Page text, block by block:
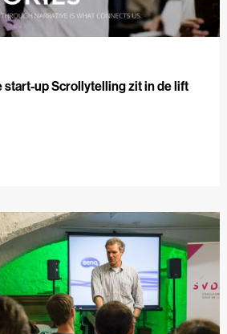
start-up Scrollytelling zit in de lift